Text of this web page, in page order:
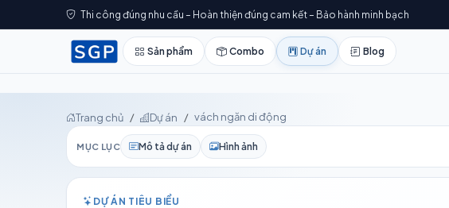
Thi công đúng nhu cầu – Hoàn thiện đúng cam kết – Bảo hành minh bạch
Sản phẩm Combo Dự án Blog
Trang chủ Dự án vách ngăn di động
MỤC LỤC Mô tả dự án Hình ảnh
DỰ ÁN TIÊU BIỂU